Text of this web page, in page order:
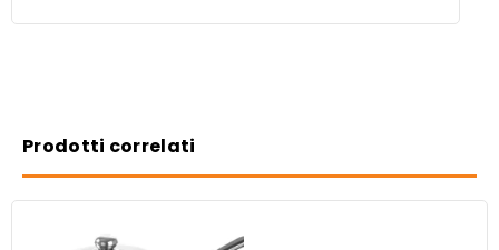
Prodotti correlati